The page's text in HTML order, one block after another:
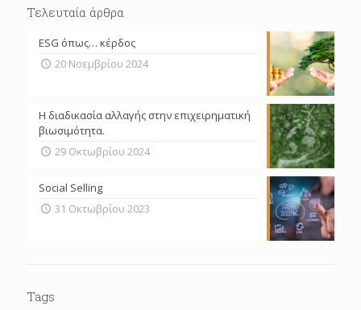
Τελευταία άρθρα
ESG όπως… κέρδος
20 Νοεμβρίου 2024
Η διαδικασία αλλαγής στην επιχειρηματική
βιωσιμότητα.
29 Οκτωβρίου 2024
Social Selling
31 Οκτωβρίου 2023
Tags